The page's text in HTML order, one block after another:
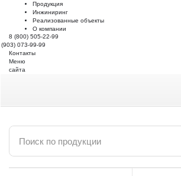
Продукция
Инжиниринг
Реализованные объекты
О компании
8 (800) 505-22-99
(903) 073-99-99
Контакты
Меню
сайта